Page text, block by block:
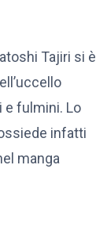
Tajiri si è
e fulmini. Lo
infatti
manga